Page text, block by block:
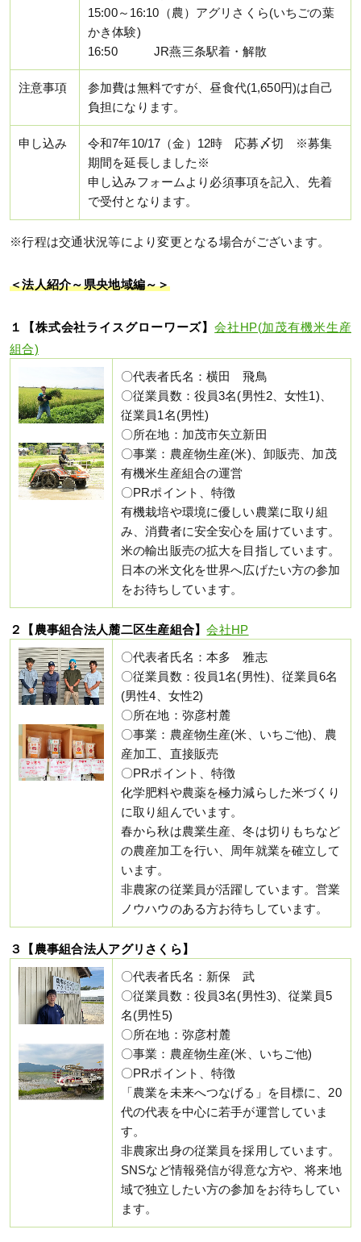
15:00～16:10（農）アグリさくら(いちごの葉
かき体験)
16:50 JR燕三条駅着・解散
注意事項
参加費は無料ですが、昼食代(1,650円)は自己
負担になります。
申し込み
令和7年10/17（金）12時 応募〆切 ※募集
期間を延長しました※
申し込みフォームより必須事項を記入、先着
で受付となります。
※行程は交通状況等により変更となる場合がございます。
＜法人紹介～県央地域編～＞
１【株式会社ライスグローワーズ】会社HP(加茂有機米生産
組合)
〇代表者氏名：横田 飛鳥
〇従業員数：役員3名(男性2、女性1)、
従業員1名(男性)
〇所在地：加茂市矢立新田
〇事業：農産物生産(米)、卸販売、加茂
有機米生産組合の運営
〇PRポイント、特徴
有機栽培や環境に優しい農業に取り組
み、消費者に安全安心を届けています。
米の輸出販売の拡大を目指しています。
日本の米文化を世界へ広げたい方の参加
をお待ちしています。
２【農事組合法人麓二区生産組合】会社HP
〇代表者氏名：本多 雅志
〇従業員数：役員1名(男性)、従業員6名
(男性4、女性2)
〇所在地：弥彦村麓
〇事業：農産物生産(米、いちご他)、農
産加工、直接販売
〇PRポイント、特徴
化学肥料や農薬を極力減らした米づくり
に取り組んでいます。
春から秋は農業生産、冬は切りもちなど
の農産加工を行い、周年就業を確立して
います。
非農家の従業員が活躍しています。営業
ノウハウのある方お待ちしています。
３【農事組合法人アグリさくら】
〇代表者氏名：新保 武
〇従業員数：役員3名(男性3)、従業員5
名(男性5)
〇所在地：弥彦村麓
〇事業：農産物生産(米、いちご他)
〇PRポイント、特徴
「農業を未来へつなげる」を目標に、20
代の代表を中心に若手が運営していま
す。
非農家出身の従業員を採用しています。
SNSなど情報発信が得意な方や、将来地
域で独立したい方の参加をお待ちしてい
ます。